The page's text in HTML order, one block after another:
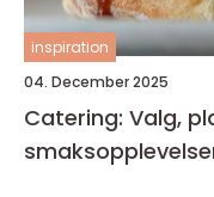
inspiration
04. December 2025
Catering: Valg,